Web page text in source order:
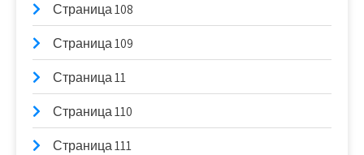
Страница 108
Страница 109
Страница 11
Страница 110
Страница 111